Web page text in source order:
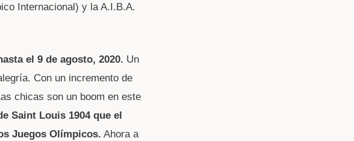
Internacional) y la A.I.B.A.
el 9 de agosto, 2020. Un
Con un incremento de
chicas son un boom en este
Saint Louis 1904 que el
Juegos Olímpicos. Ahora a